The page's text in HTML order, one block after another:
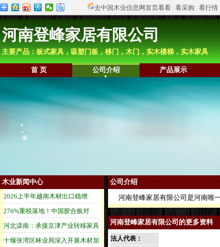
去中国木业信息网首页看看 | 看采购 | 看行情
河南登峰家居有限公司
主要产品：板式家具，吸塑门板，移门，木门，实木楼梯，实木家具
首 页 公司介绍 产品展示
木业新闻中心 公司介绍
河南登峰家居有限公司是河南唯
河南登峰家居有限公司的更多资料
法人代表：